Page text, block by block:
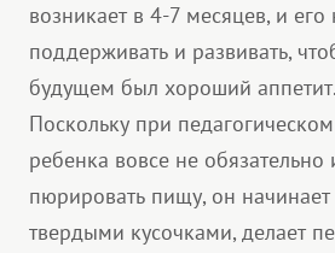
возникает в 4-7 месяцев, и его
поддерживать и развивать,
будущем был хороший аппетит.
Поскольку при
ребенка вовсе не обязательно
пюрировать пищу, он начинает
твердыми кусочками, делает